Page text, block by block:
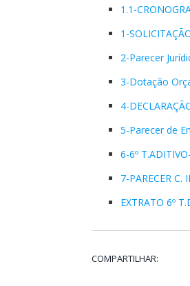
1.1-
1-
2-Parecer
3-Dotação
4-
5-Parecer de
6-6º
7-PARECER C.
EXTRATO 6º
COMPARTILHAR: